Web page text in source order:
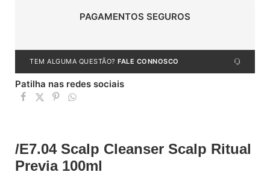
PAGAMENTOS SEGUROS
TEM ALGUMA QUESTÃO? FALE CONNOSCO
Patilha nas redes sociais
/E7.04 Scalp Cleanser Scalp Ritual
Previa 100ml